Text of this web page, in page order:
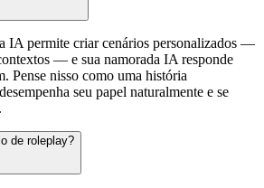
IA permite criar cenários personalizados —
— e sua namorada IA responde
Pense nisso como uma história
seu papel naturalmente e se
de roleplay?